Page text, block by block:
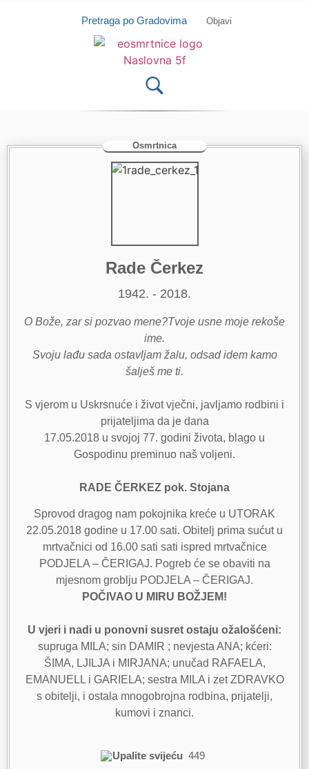
Isprobajte našu Android i IOS aplikaciju
Pretraga po Gradovima Objavi
Osmrtnica
Rade Čerkez
1942. - 2018.
O Bože, zar si pozvao mene?Tvoje usne moje rekoše
ime.
Svoju lađu sada ostavljam žalu, odsad idem kamo
šalješ me ti.
S vjerom u Uskrsnuće i život vječni, javljamo rodbini i
prijateljima da je dana
17.05.2018 u svojoj 77. godini života, blago u
Gospodinu preminuo naš voljeni.
RADE ČERKEZ pok. Stojana
Sprovod dragog nam pokojnika kreće u UTORAK
22.05.2018 godine u 17.00 sati. Obitelj prima sućut u
mrtvačnici od 16.00 sati sati ispred mrtvačnice
PODJELA – ČERIGAJ. Pogreb će se obaviti na
mjesnom groblju PODJELA – ČERIGAJ.
POČIVAO U MIRU BOŽJEM!
U vjeri i nadi u ponovni susret ostaju ožalošćeni:
supruga MILA; sin DAMIR ; nevjesta ANA; kćeri:
ŠIMA, LJILJA i MIRJANA; unučad RAFAELA,
EMANUELL i GARIELA; sestra MILA i zet ZDRAVKO
s obitelji, i ostala mnogobrojna rodbina, prijatelji,
kumovi i znanci.
Upalite svijeću 449